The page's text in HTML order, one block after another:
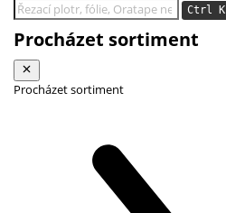
Ctrl K
Procházet sortiment
Procházet sortiment